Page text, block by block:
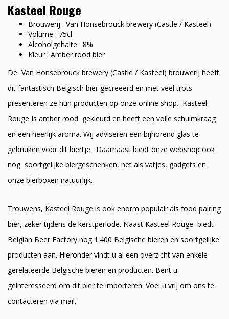
Kasteel Rouge
Brouwerij : Van Honsebrouck brewery (Castle / Kasteel)
Volume : 75cl
Alcoholgehalte : 8%
Kleur : Amber rood bier
De Van Honsebrouck brewery (Castle / Kasteel) brouwerij heeft
dit fantastisch Belgisch bier gecreëerd en met veel trots
presenteren ze hun producten op onze online shop. Kasteel
Rouge Is amber rood gekleurd en heeft een volle schuimkraag
en een heerlijk aroma. Wij adviseren een bijhorend glas te
gebruiken voor dit biertje. Daarnaast biedt onze webshop ook
nog soortgelijke biergeschenken, net als vatjes, gadgets en
onze bierboxen natuurlijk.
Trouwens, Kasteel Rouge is ook enorm populair als food pairing
bier, zeker tijdens de kerstperiode. Naast Kasteel Rouge biedt
Belgian Beer Factory nog 1.400 Belgische bieren en soortgelijke
producten aan. Hieronder vindt u al een overzicht van enkele
gerelateerde Belgische bieren en producten. Bent u
geinteresseerd om dit bier te importeren. Voel u vrij om ons te
contacteren via mail.